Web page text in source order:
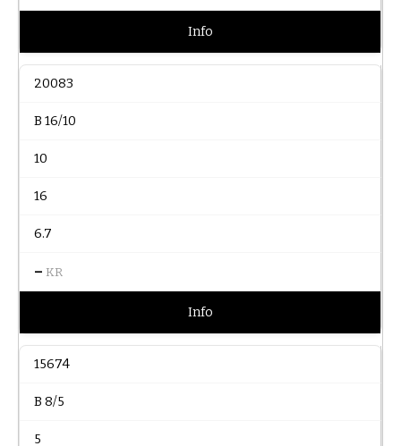
Info
20083
B 16/10
10
16
6.7
– KR
Info
15674
B 8/5
5